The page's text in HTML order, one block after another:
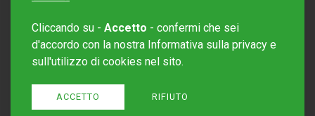
Sito creato daRedesign
Cliccando su - Accetto - confermi che sei
d'accordo con la nostra Informativa sulla privacy e
sull'utilizzo di cookies nel sito.
ACCETTO RIFIUTO